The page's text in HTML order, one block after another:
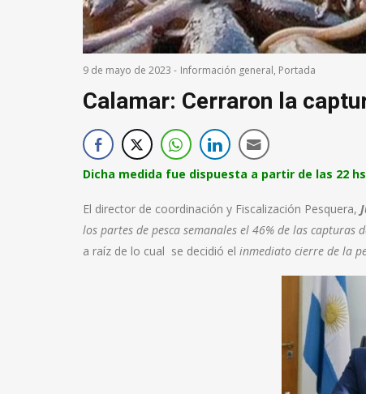
9 de mayo de 2023 - Información general, Portada
Calamar: Cerraron la
Dicha medida fue dispuesta a partir de las 22
El director de coordinación y Fiscalización Pesquera,
los partes de pesca semanales el 46% de las capturas
a raíz de lo cual se decidió el inmediato cierre de la